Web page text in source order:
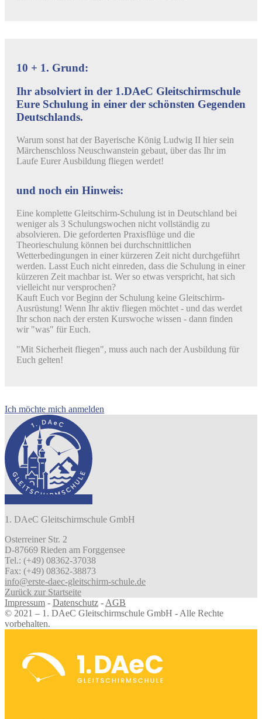
10 + 1. Grund:
Ihr absolviert in der 1.DAeC Gleitschirmschule
Eure Schulung in einer der schönsten Gegenden
Deutschlands.
Warum sonst hat der Bayerische König Ludwig II hier sein
Märchenschloss Neuschwanstein gebaut, über das Ihr im
Laufe Eurer Ausbildung fliegen werdet!
und noch ein Hinweis:
Eine komplette Gleitschirm-Schulung ist in Deutschland bei
weniger als 3 Schulungswochen nicht vollständig zu
absolvieren. Die geforderten Praxisflüge und die
Theorieschulung können bei durchschnittlichen
Wetterbedingungen in einer kürzeren Zeit nicht durchgeführt
werden. Lasst Euch nicht einreden, dass die Schulung in einer
kürzeren Zeit machbar ist. Wer so etwas verspricht, hat sich
vielleicht nur versprochen?
Kauft Euch vor Beginn der Schulung keine Gleitschirm-
Ausrüstung! Wenn Ihr aktiv fliegen möchtet - und das werdet
Ihr schon nach der ersten Kurswoche wissen - dann finden
wir "was" für Euch.
"Mit Sicherheit fliegen", muss auch nach der Ausbildung für
Euch gelten!
Ich möchte mich anmelden
1. DAeC Gleitschirmschule GmbH
Osterreiner Str. 2
D-87669 Rieden am Forggensee
Tel.: (+49) 08362-37038
Fax: (+49) 08362-38873
info@erste-daec-gleitschirm-schule.de
Zurück zur Startseite
Impressum - Datenschutz - AGB
© 2021 – 1. DAeC Gleitschirmschule GmbH - Alle Rechte
vorbehalten.